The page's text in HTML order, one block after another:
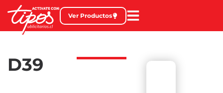
Ver Productos
D39